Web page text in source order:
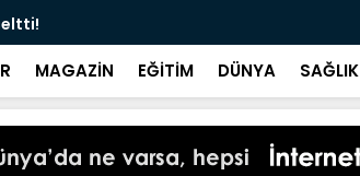
MAGAZİN EĞİTİM DÜNYA SAĞLIK